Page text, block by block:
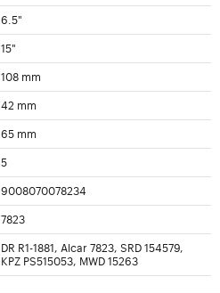
6.5"
15"
108 mm
42 mm
65 mm
5
9008070078234
7823
DR R1-1881, Alcar 7823, SRD 154579,
KPZ PS515053, MWD 15263